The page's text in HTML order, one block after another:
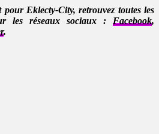
pour Eklecty-City, retrouvez toutes les
les réseaux sociaux : Facebook,
.